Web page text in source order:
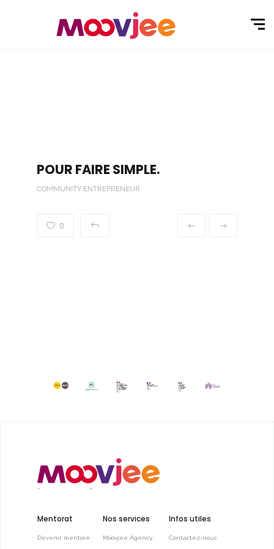
POUR FAIRE SIMPLE.
COMMUNITY ENTREPRENEUR
0
Mentorat
Devenir mentoré
Nos services
Moovjee Agency
Infos utiles
Contactez-nous